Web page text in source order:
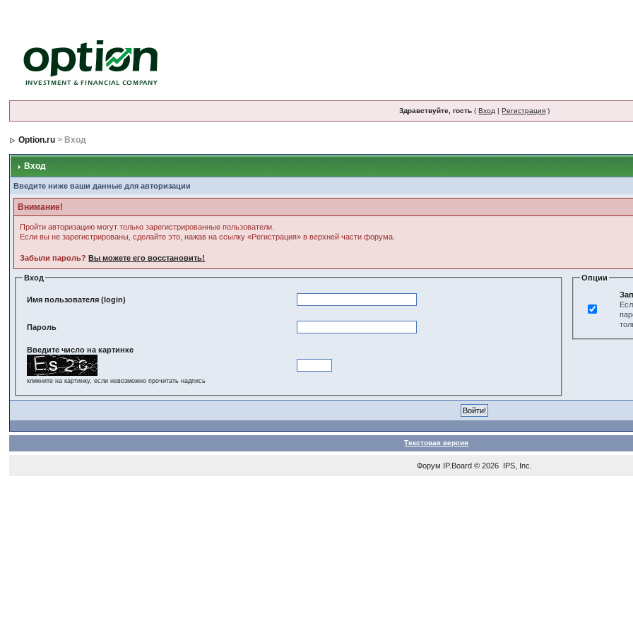
Здравствуйте, гость (Вход |Регистрация )
Option.ru > Вход
Вход
Введите ниже ваши данные для авторизации
Внимание!
Пройти авторизацию могут только зарегистрированные пользователи.
Если вы не зарегистрированы, сделайте это, нажав на ссылку «Регистрация» в верхней части форума.
Забыли пароль?Вы можете его восстановить!
Вход
Имя пользователя (login)
Пароль
Введите число на картинке
кликните на картинку, если невозможно прочитать надпись
Опции
Текстовая версия
Форум IP.Board © 2026 IPS, Inc